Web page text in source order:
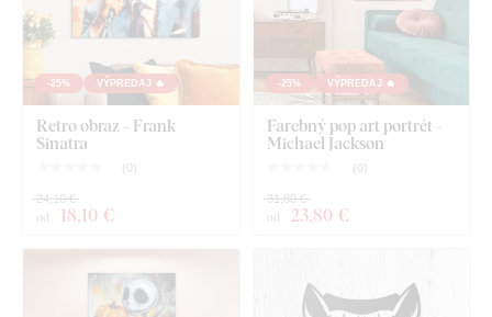
Čo nájdete v balíku?
-25% VÝPREDAJ 🔥
Retro obraz - Frank
Sinatra
( 0)
od 18,10 €
24,10 €
-25% VÝPREDAJ 🔥
Farebný pop art portrét -
Michael Jackson
( 0)
od 23,80 €
31,80 €